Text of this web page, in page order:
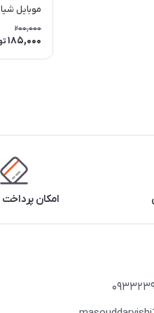
Pro 4G / 5G
200,000
185,000
امکان